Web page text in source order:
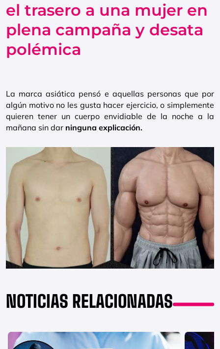
el trasero a una mujer en
plena campaña y desata
polémica
La marca asiática pensó e aquellas personas que por
algún motivo no les gusta hacer ejercicio, o simplemente
quieren tener un cuerpo envidiable de la noche a la
mañana sin dar ninguna explicación.
NOTICIAS RELACIONADAS